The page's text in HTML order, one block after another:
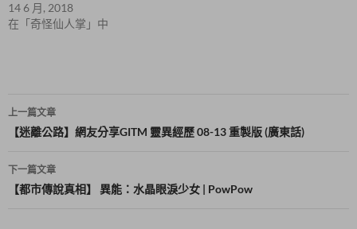
啟
)
14 6 月, 2018
在「奇怪仙人掌」中
文
章
導
覽
上一篇文章
【迷離公路】網友分享GITM 靈異經歷 08-13 重製版 (廣東話)
下一篇文章
【都市傳說真相】 異能：水晶眼淚少女 | PowPow